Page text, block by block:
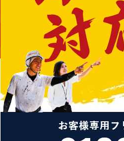
カテゴリー
Category
外壁塗装
屋根塗装
防水工事
シーリング
足場について